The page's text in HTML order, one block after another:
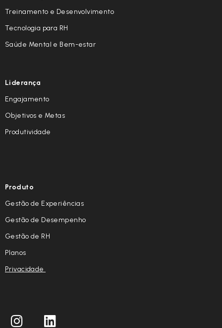
Treinamento e Desenvolvimento
Tecnologia para RH
Saúde Mental e Bem-estar
Liderança
Engajamento
Objetivos e Metas
Produtividade
Produto
Gestão de Experiências
Gestão de Desempenho
Gestão de RH
Planos
Privacidade